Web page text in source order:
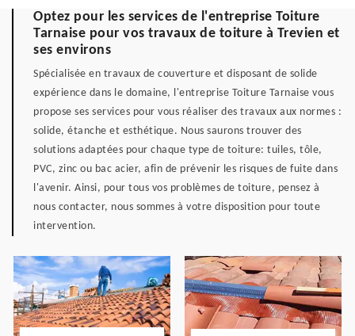
Optez pour les services de l'entreprise Toiture
Tarnaise pour vos travaux de toiture à Trevien et
ses environs
Spécialisée en travaux de couverture et disposant de solide
expérience dans le domaine, l'entreprise Toiture Tarnaise vous
propose ses services pour vous réaliser des travaux aux normes :
solide, étanche et esthétique. Nous saurons trouver des
solutions adaptées pour chaque type de toiture: tuiles, tôle,
PVC, zinc ou bac acier, afin de prévenir les risques de fuite dans
l'avenir. Ainsi, pour tous vos problèmes de toiture, pensez à
nous contacter, nous sommes à votre disposition pour toute
intervention.